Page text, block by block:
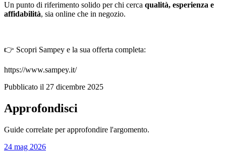
Un punto di riferimento solido per chi cerca qualità, esperienza e
affidabilità, sia online che in negozio.
👉 Scopri Sampey e la sua offerta completa:
https://www.sampey.it/
Pubblicato il 27 dicembre 2025
Approfondisci
Guide correlate per approfondire l'argomento.
24 mag 2026